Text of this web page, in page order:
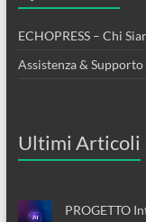
ECHOPRESS – Chi
Assistenza & Supporto
Ultimi Articoli
PROGETTO